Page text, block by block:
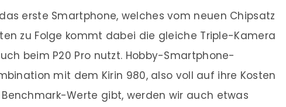
erste Smartphone, welches vom neuen Chipsatz
zu Folge kommt dabei die gleiche Triple-Kamera
beim P20 Pro nutzt. Hobby-Smartphone-
mit dem Kirin 980, also voll auf ihre Kosten
Werte gibt, werden wir auch etwas